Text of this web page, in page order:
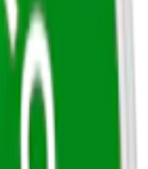
Nettovikt per dosa:
14,0 g
Nikotin per prilla:
16,8 mg